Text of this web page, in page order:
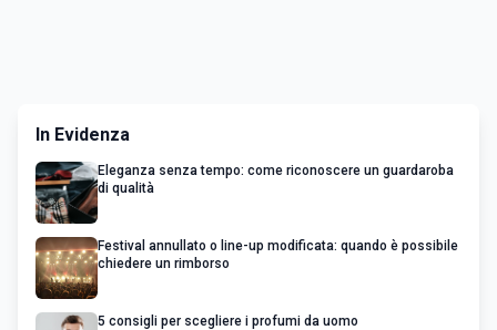
In Evidenza
Eleganza senza tempo: come riconoscere un guardaroba
di qualità
Festival annullato o line-up modificata: quando è possibile
chiedere un rimborso
5 consigli per scegliere i profumi da uomo